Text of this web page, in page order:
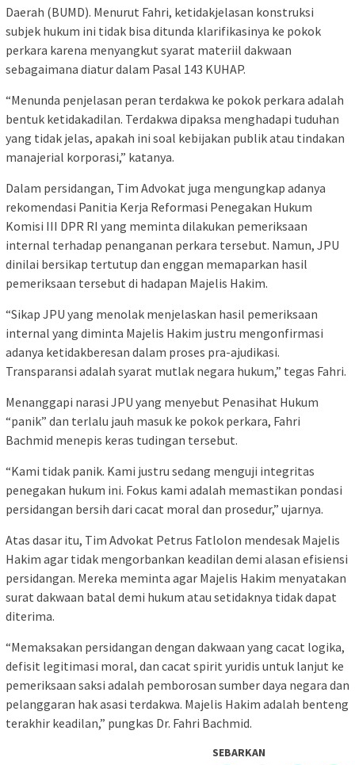
Daerah (BUMD). Menurut Fahri, ketidakjelasan konstruksi
subjek hukum ini tidak bisa ditunda klarifikasinya ke pokok
perkara karena menyangkut syarat materiil dakwaan
sebagaimana diatur dalam Pasal 143 KUHAP.
“Menunda penjelasan peran terdakwa ke pokok perkara adalah
bentuk ketidakadilan. Terdakwa dipaksa menghadapi tuduhan
yang tidak jelas, apakah ini soal kebijakan publik atau tindakan
manajerial korporasi,” katanya.
Dalam persidangan, Tim Advokat juga mengungkap adanya
rekomendasi Panitia Kerja Reformasi Penegakan Hukum
Komisi III DPR RI yang meminta dilakukan pemeriksaan
internal terhadap penanganan perkara tersebut. Namun, JPU
dinilai bersikap tertutup dan enggan memaparkan hasil
pemeriksaan tersebut di hadapan Majelis Hakim.
“Sikap JPU yang menolak menjelaskan hasil pemeriksaan
internal yang diminta Majelis Hakim justru mengonfirmasi
adanya ketidakberesan dalam proses pra-ajudikasi.
Transparansi adalah syarat mutlak negara hukum,” tegas Fahri.
Menanggapi narasi JPU yang menyebut Penasihat Hukum
“panik” dan terlalu jauh masuk ke pokok perkara, Fahri
Bachmid menepis keras tudingan tersebut.
“Kami tidak panik. Kami justru sedang menguji integritas
penegakan hukum ini. Fokus kami adalah memastikan pondasi
persidangan bersih dari cacat moral dan prosedur,” ujarnya.
Atas dasar itu, Tim Advokat Petrus Fatlolon mendesak Majelis
Hakim agar tidak mengorbankan keadilan demi alasan efisiensi
persidangan. Mereka meminta agar Majelis Hakim menyatakan
surat dakwaan batal demi hukum atau setidaknya tidak dapat
diterima.
“Memaksakan persidangan dengan dakwaan yang cacat logika,
defisit legitimasi moral, dan cacat spirit yuridis untuk lanjut ke
pemeriksaan saksi adalah pemborosan sumber daya negara dan
pelanggaran hak asasi terdakwa. Majelis Hakim adalah benteng
terakhir keadilan,” pungkas Dr. Fahri Bachmid.
SEBARKAN